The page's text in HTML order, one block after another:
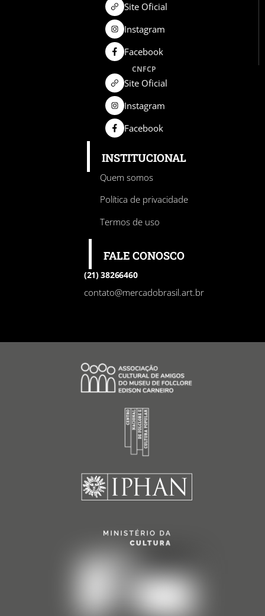
Site Oficial
Instagram
Facebook
CNFCP
Site Oficial
Instagram
Facebook
INSTITUCIONAL
Quem somos
Política de privacidade
Termos de uso
FALE CONOSCO
(21) 38266460
contato@mercadobrasil.art.br